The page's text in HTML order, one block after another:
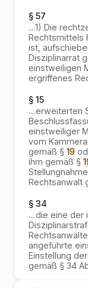
§ 57
…1) Die
Rechtsmittels
ist,
Disziplinarrat
einstweiligen
ergriffenes
§ 15
…erweiterten
einstweiliger
vom
gemäß § 19
ihm gemäß §
Rechtsanwalt
§ 34
…die eine der
angeführte
Einstellung
gemäß § 34